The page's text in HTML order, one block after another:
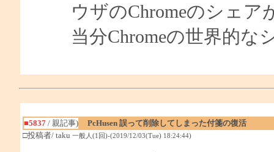
ウザのChromeのシェ
当分Chromeの世界的
■5837/ 親記事)
PcHusen 誤って削除してしまった付箋の復活
□投稿者/ taku 一般人(1回)-(2019/12/03(Tue) 18:24:44)